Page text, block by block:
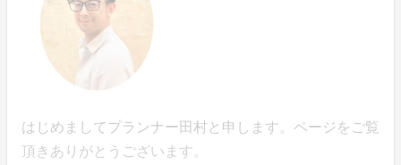
はじめましてプランナー田村と申します。ページをご覧
頂きありがとうございます。